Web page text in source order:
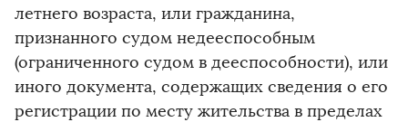
летнего возраста, или гражданина,
признанного судом недееспособным
(ограниченного судом в дееспособности), или
иного документа, содержащих сведения о его
регистрации по месту жительства в пределах